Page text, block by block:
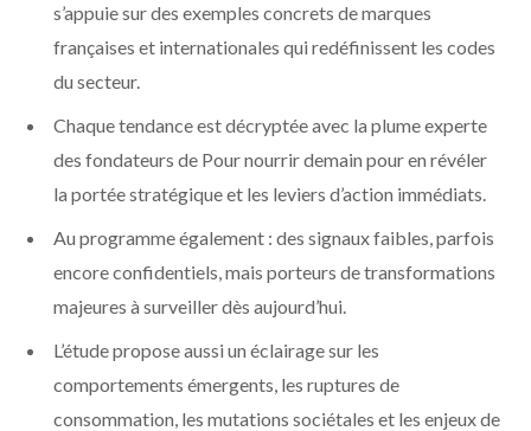
s’appuie sur des exemples concrets de marques
françaises et internationales qui redéfinissent les codes
du secteur.
Chaque tendance est décryptée avec la plume experte
des fondateurs de Pour nourrir demain pour en révéler
la portée stratégique et les leviers d’action immédiats.
Au programme également : des signaux faibles, parfois
encore confidentiels, mais porteurs de transformations
majeures à surveiller dès aujourd’hui.
L’étude propose aussi un éclairage sur les
comportements émergents, les ruptures de
consommation, les mutations sociétales et les enjeux de